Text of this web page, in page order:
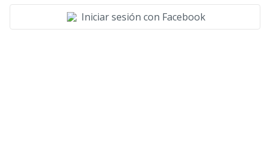
Iniciar sesión con Facebook